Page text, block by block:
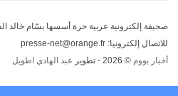
صحيفة إلكترونية عربية حرة أسسها بسّام خالد
للاتصال إلكترونيا: presse-net@orange.fr
أخبار بووم © 2026 - تطوير عبد الهادي اطويل